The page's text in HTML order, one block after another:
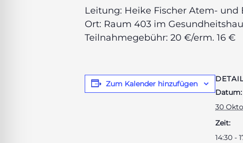
Leitung: Heike Fischer Atem- und
Ort: Raum 403 im
Teilnahmegebühr: 20 €/erm. 16 €
Zum Kalender hinzufügen
Datum:
30
Zeit:
14:30 -